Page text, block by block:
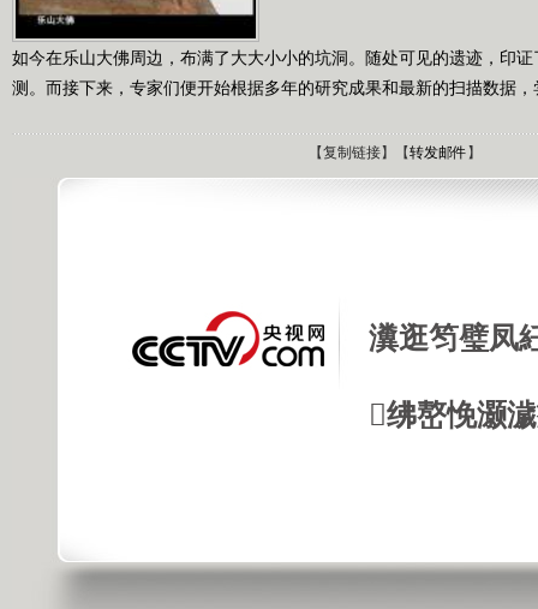
如今在乐山大佛周边，布满了大大小小的坑洞。随处可见的遗迹，印
测。而接下来，专家们便开始根据多年的研究成果和最新的扫描数据
【复制链接】【转发邮件 】
瀵逛笉璧凤
绋嶅悗灏